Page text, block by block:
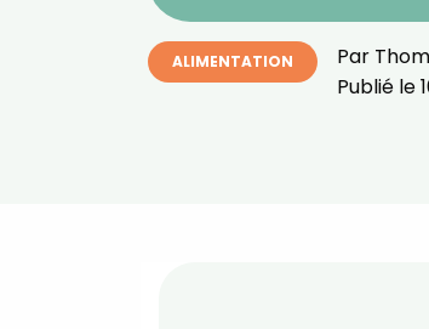
ALIMENTATION Par
Publié le